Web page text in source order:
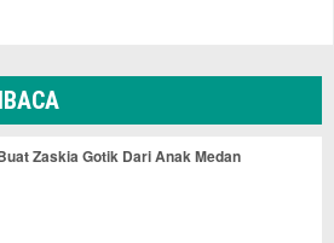
Zaskia Gotik Dari Anak Medan